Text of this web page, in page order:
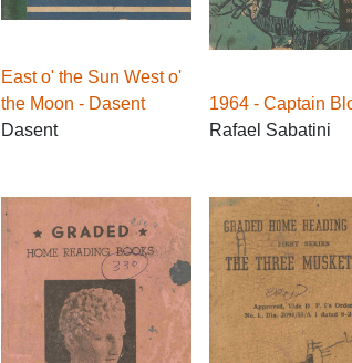
East o' the Sun West o'
the Moon - Dasent
Dasent
1964 - Captain
Rafael Sabatini